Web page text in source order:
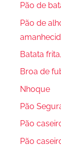
Pão de
Pão de
Batata
Broa de
Nhoque
Pão
Pão
Pão